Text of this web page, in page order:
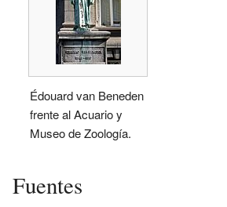
Édouard van Beneden
frente al Acuario y
Museo de Zoología.
Fuentes